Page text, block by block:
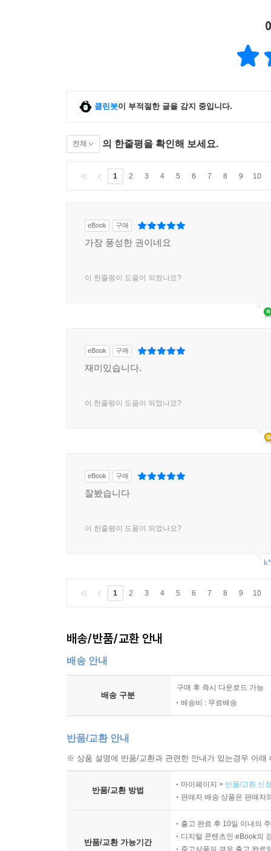
클린봇이 부적절한 글을 감지 중입니다.
전체 의 한줄평을 확인해 보세요.
1 2 3 4 5 6 7 8 9 10
eBook 구매
가장 풍성한 권이네요
이 한줄평이 도움이 되었나요?
eBook 구매
재미있습니다.
이 한줄평이 도움이 되었나요?
eBook 구매
잘봤습니다
이 한줄평이 도움이 되었나요?
1 2 3 4 5 6 7 8 9 10
배송/반품/교환 안내
배송 안내
배송 구분
구매 후 즉시 다운로드 가능
배송비 : 무료배송
반품/교환 안내
※ 상품 설명에 반품/교환과 관련한 안내가 있는경우 아
반품/교환 방법
마이페이지 > 반품/교환 신
판매자 배송 상품은 판매자
반품/교환 가능기간
출고 완료 후 10일 이내의
디지털 콘텐츠인 eBook의
중고상품의 경우 출고 완료